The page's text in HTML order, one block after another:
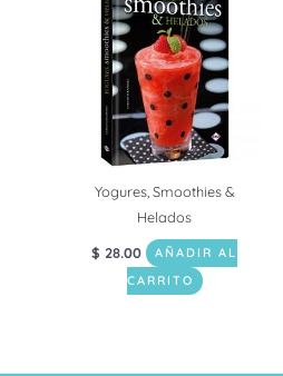
Yogures, Smoothies &
Helados
$ 28.00
AÑADIR AL
CARRITO